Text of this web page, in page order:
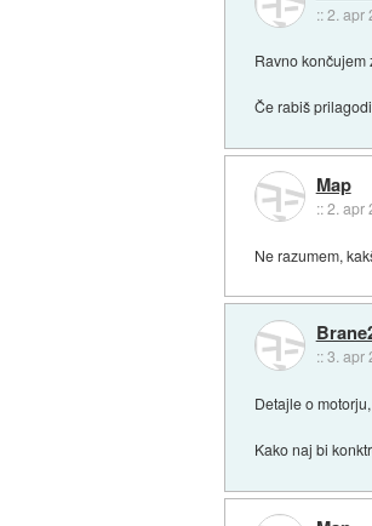
::2. apr
Ravno končujem
Če rabiš
Map
::2. apr
Ne razumem,
::3. apr
Detajle o
Kako naj bi